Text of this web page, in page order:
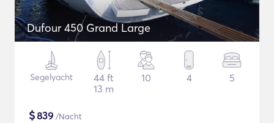
Dufour 450 Grand Large
Segelyacht
44 ft
13 m
10 4 5
$839 /Nacht